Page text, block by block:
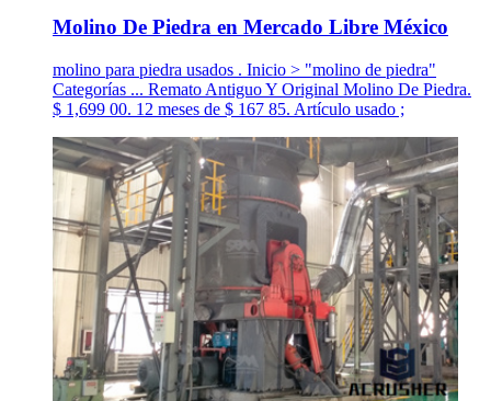
Molino De Piedra en Mercado Libre México
molino para piedra usados . Inicio > "molino de piedra"
Categorías ... Remato Antiguo Y Original Molino De Piedra.
$ 1,699 00. 12 meses de $ 167 85. Artículo usado ;